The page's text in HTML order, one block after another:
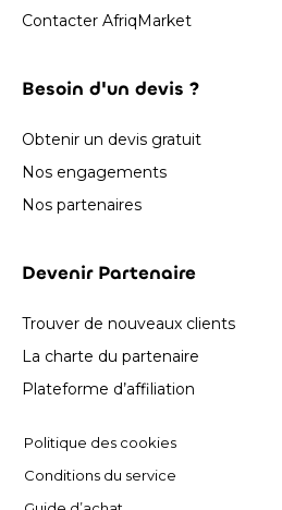
Contacter AfriqMarket
Besoin d'un devis ?
Obtenir un devis gratuit
Nos engagements
Nos partenaires
Devenir Partenaire
Trouver de nouveaux clients
La charte du partenaire
Plateforme d’affiliation
Politique des cookies
Conditions du service